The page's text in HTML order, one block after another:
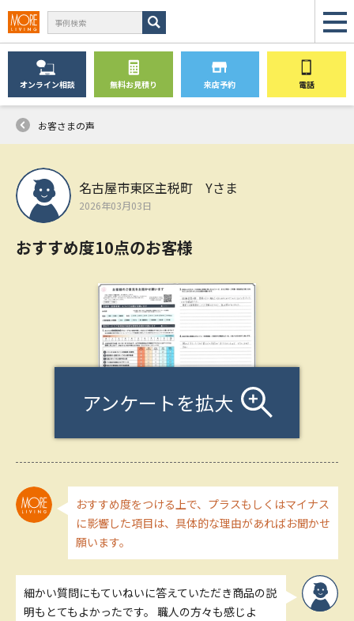
オンライン相談 無料お見積り 来店予約 電話
お客さまの声
名古屋市東区主税町 Yさま
2026年03月03日
おすすめ度10点のお客様
アンケートを拡大
おすすめ度をつける上で、プラスもしくはマイナス
に影響した項目は、具体的な理由があればお聞かせ
願います。
細かい質問にもていねいに答えていただき商品の説
明もとてもよかったです。 職人の方々も感じよ